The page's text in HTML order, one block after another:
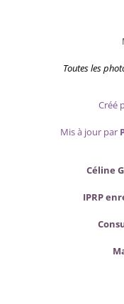
Toutes les
Créé
Misà jour par
Céline
IPRP